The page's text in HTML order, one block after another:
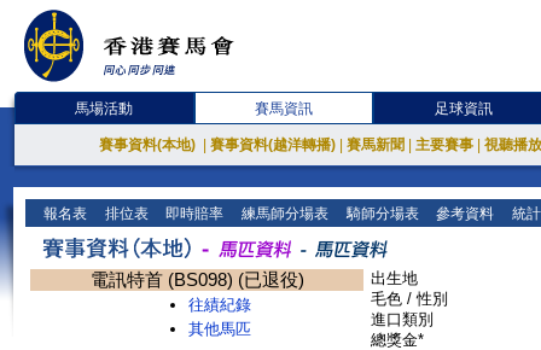
馬場活動 賽馬資訊 足球資訊
賽事資料(本地) 賽事資料(越洋轉播) 賽馬新聞 主要賽事 視聽播
報名表 排位表 即時賠率 練馬師分場表 騎師分場表 參考資料 統
電訊特首 (BS098) (已退役)
往績紀錄
其他馬匹
出生地
毛色 / 性別
進口類別
總獎金*